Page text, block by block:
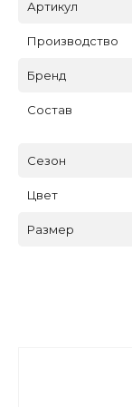
Артикул
Производство
Бренд
Состав
Сезон
Цвет
Размер